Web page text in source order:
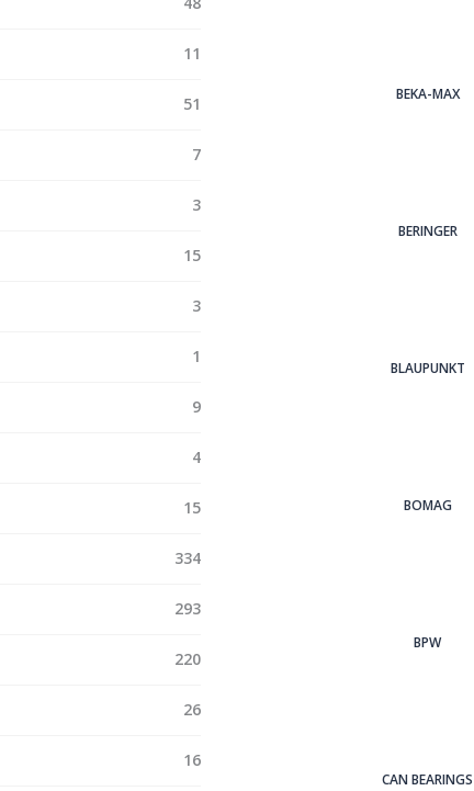
11
51
7
3
15
3
1
9
4
15
334
293
220
26
16
BEKA-MAX
BERINGER
BLAUPUNKT
BOMAG
BPW
CAN BEARINGS